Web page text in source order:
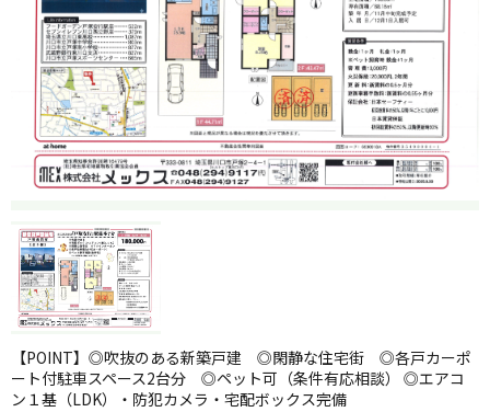
【POINT】◎吹抜のある新築戸建 ◎閑静な住宅街 ◎各戸カーポ
ート付駐車スペース2台分 ◎ペット可（条件有応相談） ◎エアコ
ン１基（LDK）・防犯カメラ・宅配ボックス完備